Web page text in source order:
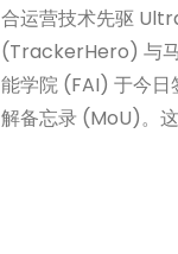
合运营技术先驱
(TrackerHero) 与
能学院 (FAI) 于今日
解备忘录 (MoU)。